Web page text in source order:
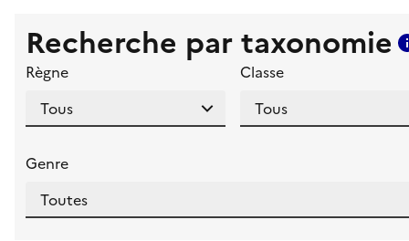
Recherche par taxonomie
Règne Classe
Genre